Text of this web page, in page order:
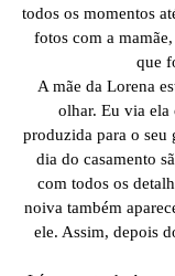
todos os momentos
fotos com a
que
A mãe da Lorena
olhar. Eu via ela
produzida para o seu
dia do casamento
com todos os
noiva também
ele. Assim, depois